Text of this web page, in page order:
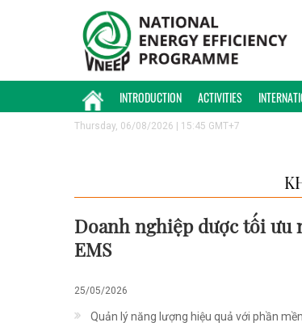
INTRODUCTION ACTIVITIES
Thursday, 06/08/2026 | 15:45 GMT+7
Doanh nghiệp dược tối ưu
EMS
25/05/2026
Quản lý năng lượng hiệu quả với phần